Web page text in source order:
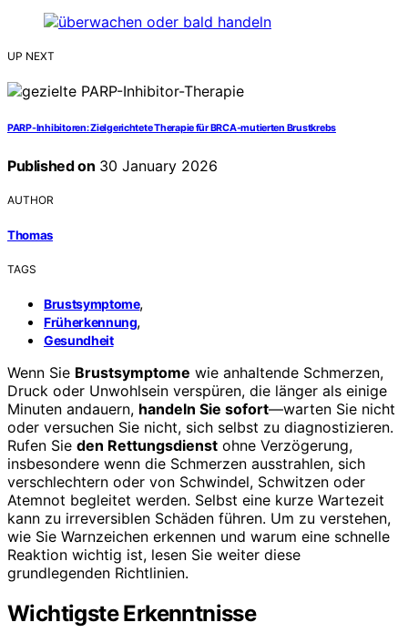
UP NEXT
PARP-Inhibitoren: Zielgerichtete Therapie für BRCA-mutierten Brustkrebs
Published on 30 January 2026
AUTHOR
Thomas
TAGS
Brustsymptome,
Früherkennung,
Gesundheit
Wenn Sie Brustsymptome wie anhaltende Schmerzen,
Druck oder Unwohlsein verspüren, die länger als einige
Minuten andauern, handeln Sie sofort—warten Sie nicht
oder versuchen Sie nicht, sich selbst zu diagnostizieren.
Rufen Sie den Rettungsdienst ohne Verzögerung,
insbesondere wenn die Schmerzen ausstrahlen, sich
verschlechtern oder von Schwindel, Schwitzen oder
Atemnot begleitet werden. Selbst eine kurze Wartezeit
kann zu irreversiblen Schäden führen. Um zu verstehen,
wie Sie Warnzeichen erkennen und warum eine schnelle
Reaktion wichtig ist, lesen Sie weiter diese
grundlegenden Richtlinien.
Wichtigste Erkenntnisse